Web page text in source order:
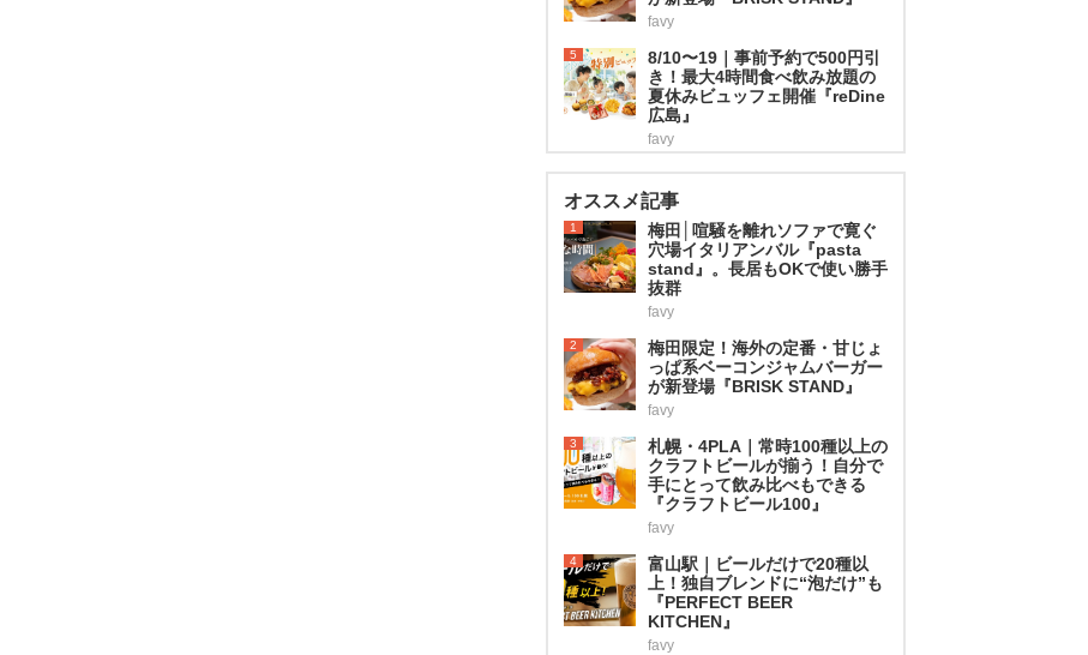
favy
5
8/10〜19｜事前予約で500円引
き！最大4時間食べ飲み放題の
夏休みビュッフェ開催『reDine
広島』
favy
オススメ記事
1
梅田│喧騒を離れソファで寛ぐ
穴場イタリアンバル『pasta
stand』。長居もOKで使い勝手
抜群
favy
2
梅田限定！海外の定番・甘じょ
っぱ系ベーコンジャムバーガー
が新登場『BRISK STAND』
favy
3
札幌・4PLA｜常時100種以上の
クラフトビールが揃う！自分で
手にとって飲み比べもできる
『クラフトビール100』
favy
4
富山駅｜ビールだけで20種以
上！独自ブレンドに“泡だけ”も
『PERFECT BEER
KITCHEN』
favy